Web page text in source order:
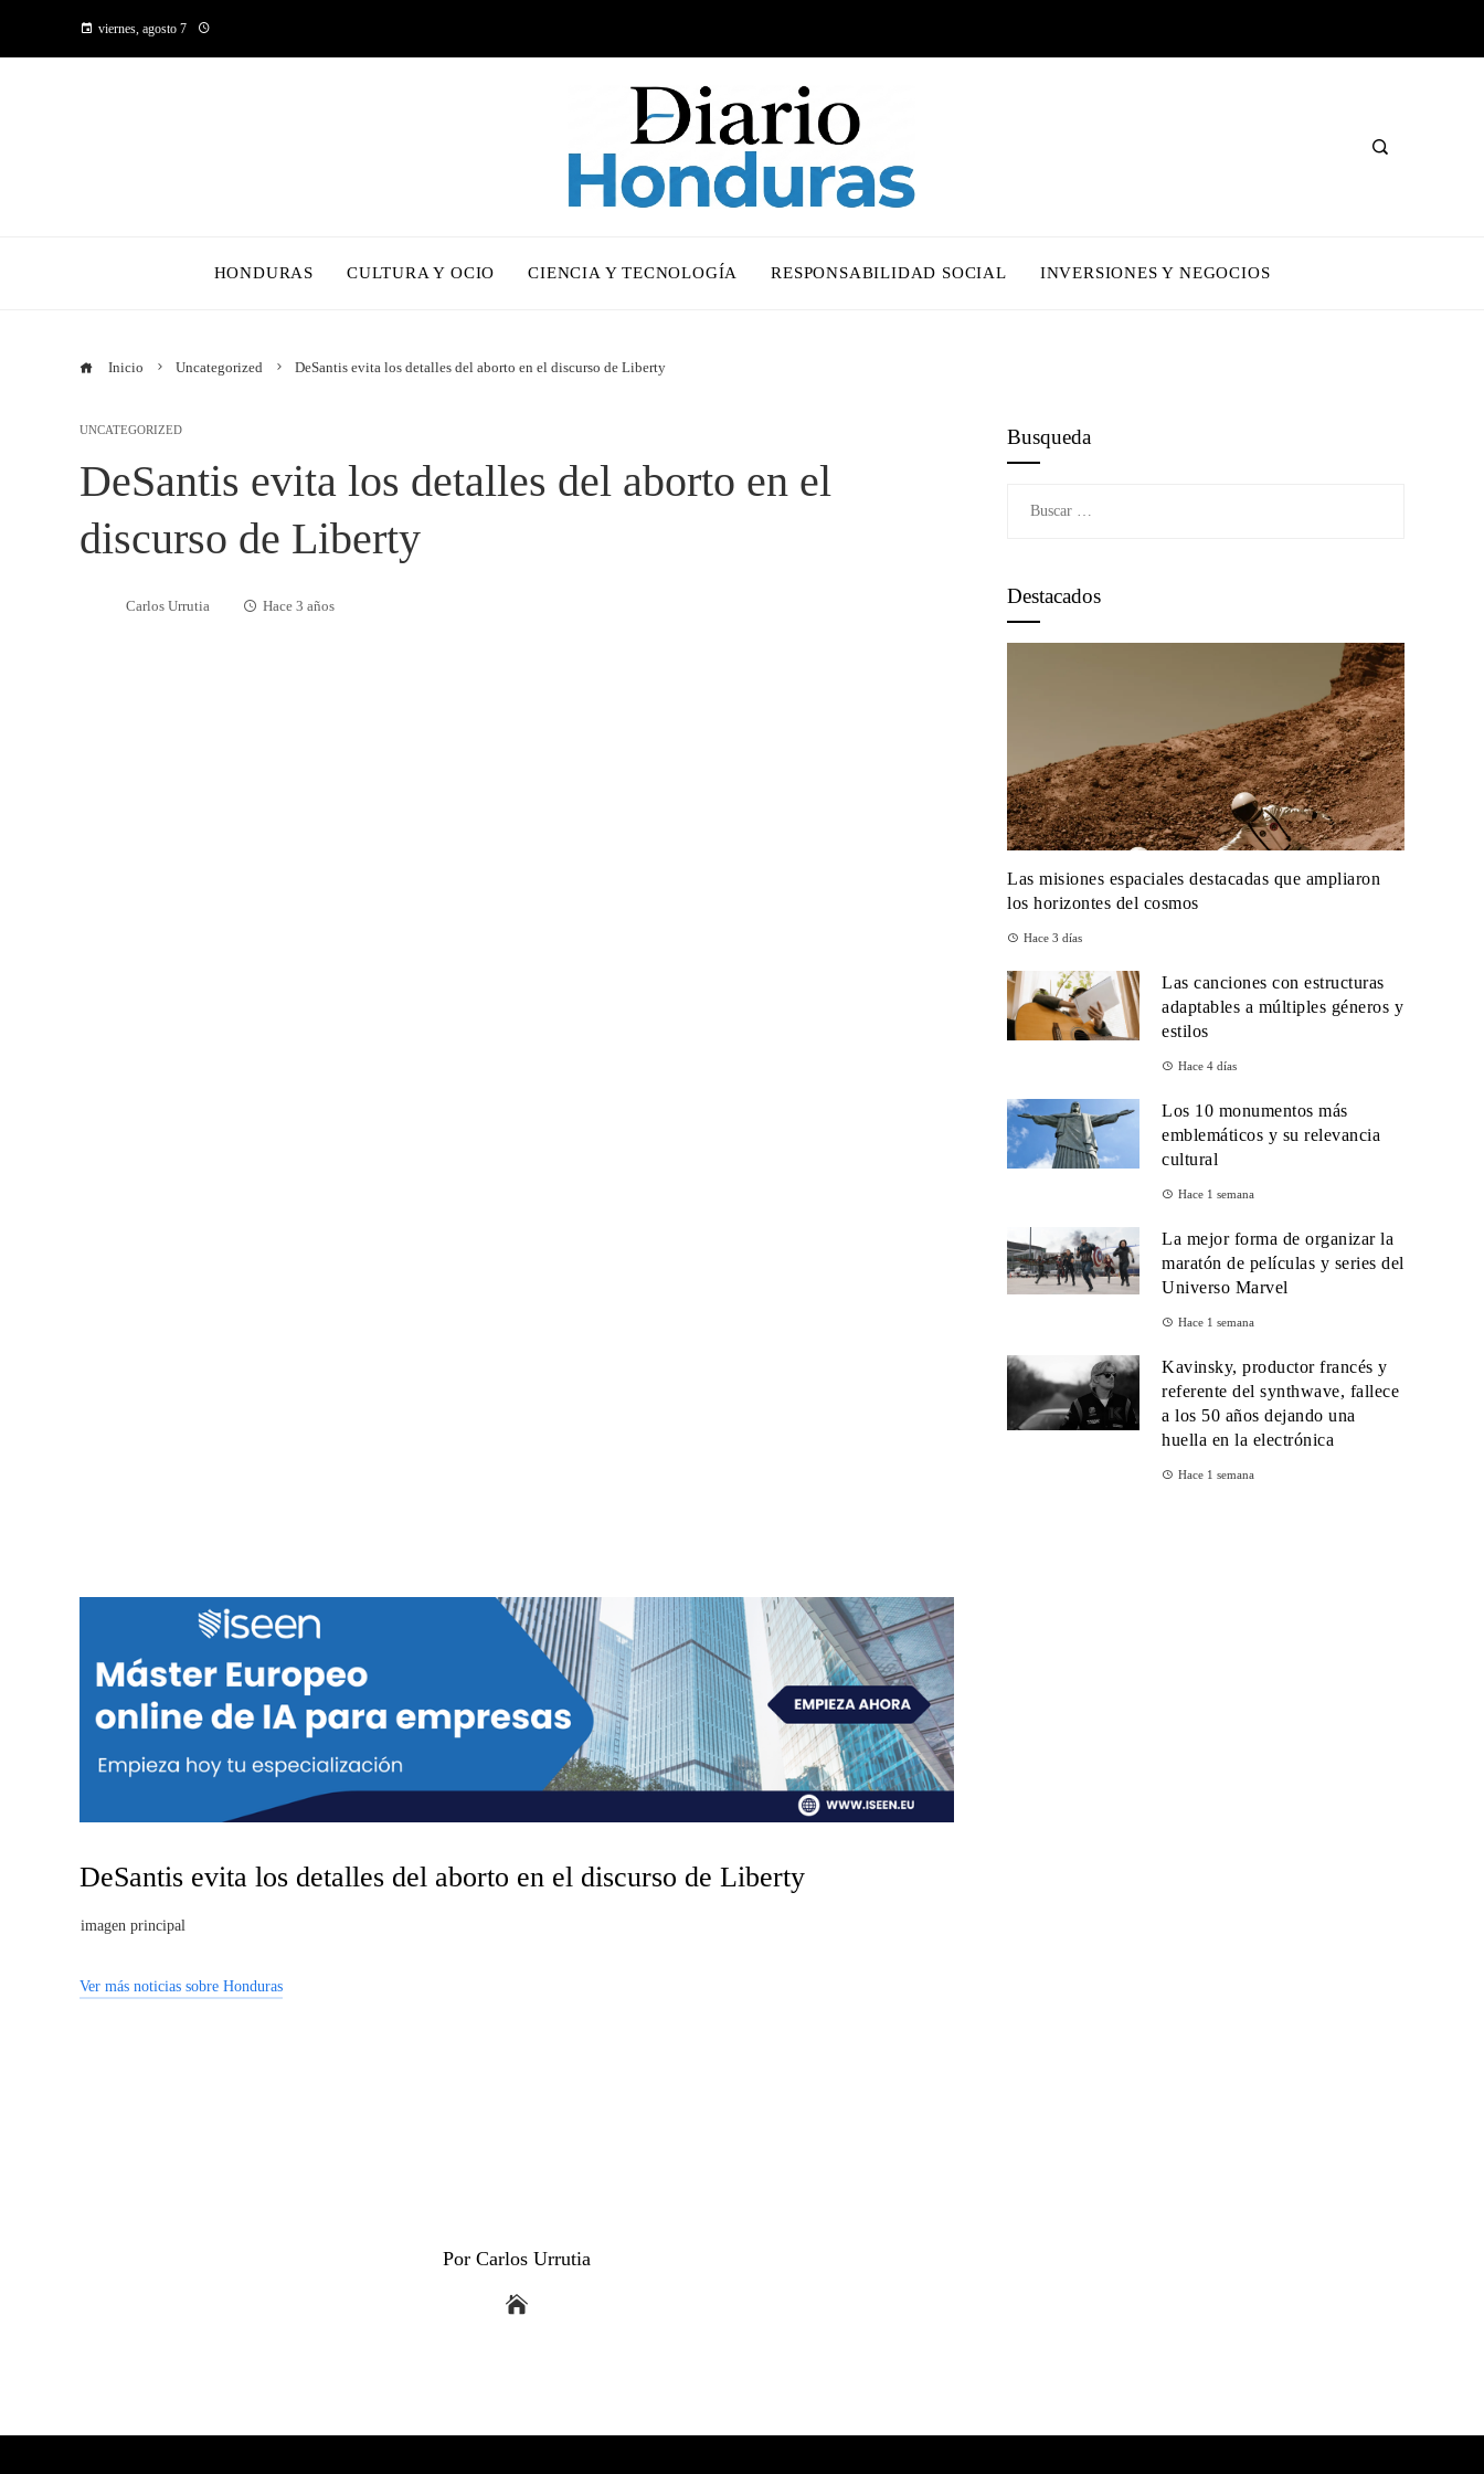
viernes, agosto 7
HONDURAS CULTURA Y OCIO CIENCIA Y TECNOLOGÍA RESPONSABILIDAD SOCIAL INVERSIONES Y NEGOCIOS
Inicio Uncategorized DeSantis evita los detalles del aborto en el discurso de Liberty
UNCATEGORIZED
DeSantis evita los detalles del aborto en el
discurso de Liberty
Carlos Urrutia Hace 3 años
DeSantis evita los detalles del aborto en el discurso de Liberty
imagen principal
Ver más noticias sobre Honduras
Por Carlos Urrutia
Busqueda
Destacados
Las misiones espaciales destacadas que ampliaron
los horizontes del cosmos
Hace 3 días
Las canciones con estructuras
adaptables a múltiples géneros y
estilos
Hace 4 días
Los 10 monumentos más
emblemáticos y su relevancia
cultural
Hace 1 semana
La mejor forma de organizar la
maratón de películas y series del
Universo Marvel
Hace 1 semana
Kavinsky, productor francés y
referente del synthwave, fallece
a los 50 años dejando una
huella en la electrónica
Hace 1 semana